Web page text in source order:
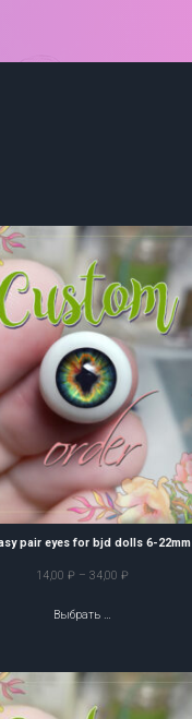
pair eyes for bjd dolls 6-22mm
14,00 ₽ – 34,00 ₽Диапазон
34,00 ₽
Выбрать …